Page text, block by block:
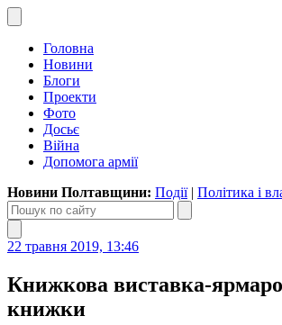
Головна
Новини
Блоги
Проекти
Фото
Досьє
Війна
Допомога армії
Новини Полтавщини: Події| Політика і
22 травня 2019, 13:46
Книжкова виставка-
книжки